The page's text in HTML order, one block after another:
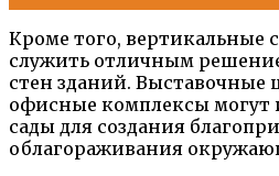
Кроме того, вертикальные
служить отличным
стен зданий. Выставочные
офисные комплексы могут
сады для создания
облагораживания